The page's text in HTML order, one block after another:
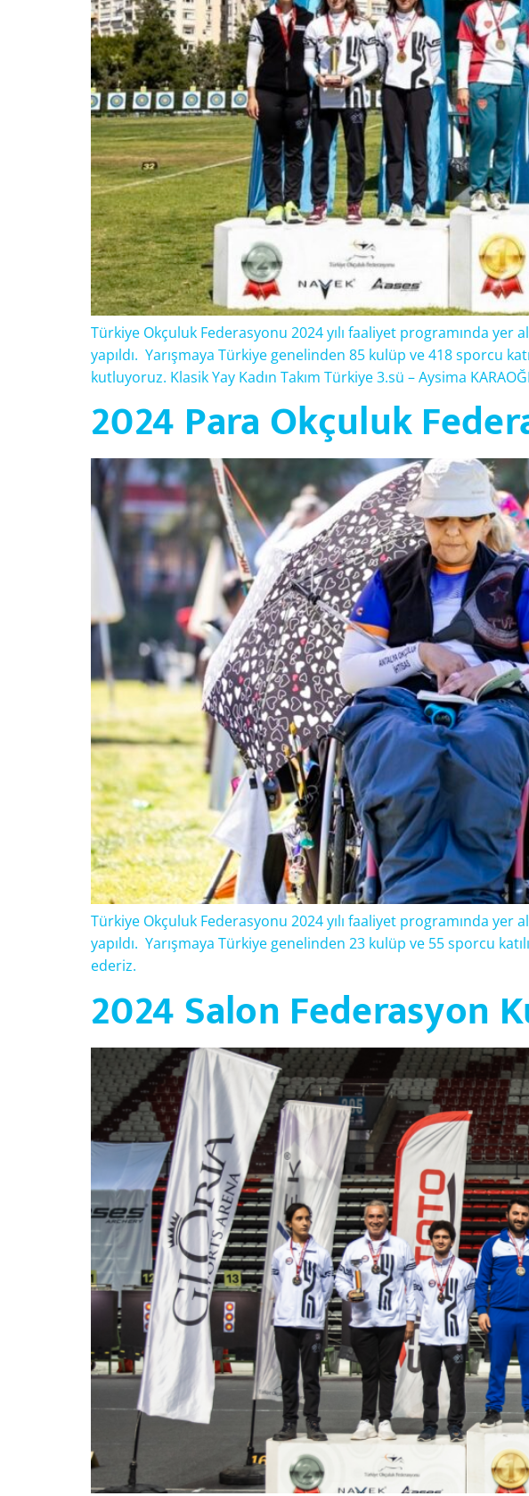
Türkiye Okçuluk Federasyonu 2024 yılı faaliyet programında yer
yapıldı. Yarışmaya Türkiye genelinden 85 kulüp ve 418 sporcu
kutluyoruz. Klasik Yay Kadın Takım Türkiye 3.sü – Aysima
2024 Para Okçuluk
Türkiye Okçuluk Federasyonu 2024 yılı faaliyet programında yer
yapıldı. Yarışmaya Türkiye genelinden 23 kulüp ve 55 sporcu
ederiz.
2024 Salon Federasyon